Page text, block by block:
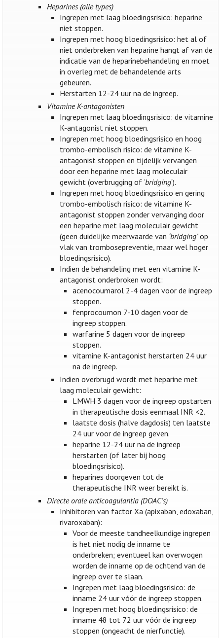
Heparines (alle types)
Ingrepen met laag bloedingsrisico: heparine
niet stoppen.
Ingrepen met hoog bloedingsrisico: het al of
niet onderbreken van heparine hangt af van de
indicatie van de heparinebehandeling en moet
in overleg met de behandelende arts
gebeuren.
Herstarten 12-24 uur na de ingreep.
Vitamine K-antagonisten
Ingrepen met laag bloedingsrisico: de vitamine
K-antagonist niet stoppen.
Ingrepen met hoog bloedingsrisico en hoog
trombo-embolisch risico: de vitamine K-
antagonist stoppen en tijdelijk vervangen
door een heparine met laag moleculair
gewicht (overbrugging of ‘bridging’).
Ingrepen met hoog bloedingsrisico en gering
trombo-embolisch risico: de vitamine K-
antagonist stoppen zonder vervanging door
een heparine met laag moleculair gewicht
(geen duidelijke meerwaarde van ‘bridging’op
vlak van trombosepreventie, maar wel hoger
bloedingsrisico).
Indien de behandeling met een vitamine K-
antagonist onderbroken wordt:
acenocoumarol 2-4 dagen voor de ingreep
stoppen.
fenprocoumon 7-10 dagen voor de
ingreep stoppen.
warfarine 5 dagen voor de ingreep
stoppen.
vitamine K-antagonist herstarten 24 uur
na de ingreep.
Indien overbrugd wordt met heparine met
laag moleculair gewicht:
LMWH 3 dagen voor de ingreep opstarten
in therapeutische dosis eenmaal INR <2.
laatste dosis (halve dagdosis) ten laatste
24 uur voor de ingreep geven.
heparine 12-24 uur na de ingreep
herstarten (of later bij hoog
bloedingsrisico).
heparines doorgeven tot de
therapeutische INR weer bereikt is.
Directe orale anticoagulantia (DOAC’s)
Inhibitoren van factor Xa (apixaban, edoxaban,
rivaroxaban):
Voor de meeste tandheelkundige ingrepen
is het niet nodig de inname te
onderbreken; eventueel kan overwogen
worden de inname op de ochtend van de
ingreep over te slaan.
Ingrepen met laag bloedingsrisico: de
inname 24 uur vóór de ingreep stoppen.
Ingrepen met hoog bloedingsrisico: de
inname 48 tot 72 uur vóór de ingreep
stoppen (ongeacht de nierfunctie).